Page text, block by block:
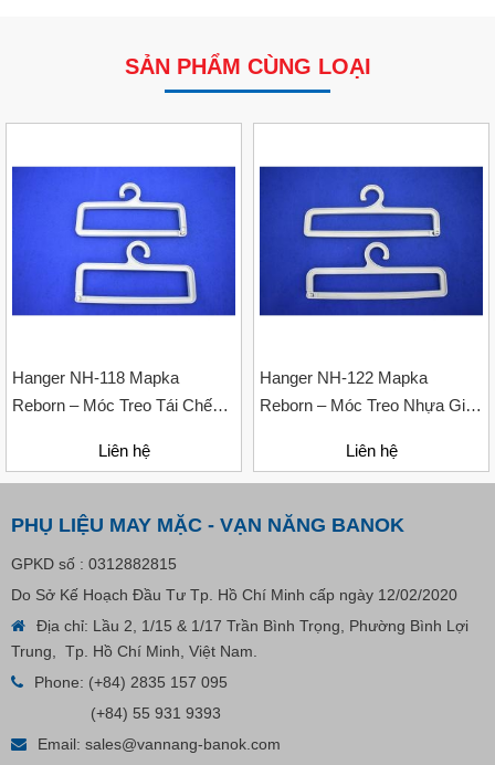
VP Fas Loop (PP) – Dây Treo Nhãn, Ti Bắn, Đạn Vòng
Nút Khóa Bằng Nhựa Cord Stopper – Recycled Nylon
Liên hệ
SẢN PHẨM CÙNG LOẠI
Hanger NH-118 Mapka
Reborn – Móc Treo Tái Chế
Liên hệ
Hanger NH-122 Mapka
Reborn – Móc Treo Nhựa Giấy
Trang Và May Mặc
Liên hệ
PHỤ LIỆU MAY MẶC - VẠN NĂNG BANOK
GPKD số : 0312882815
Do Sở Kế Hoạch Đầu Tư Tp. Hồ Chí Minh cấp ngày 12/02/2020
Địa chỉ: Lầu 2, 1/15 & 1/17 Trần Bình Trọng, Phường Bình Lợi
Trung, Tp. Hồ Chí Minh, Việt Nam.
Phone: (+84) 2835 157 095
(+84) 55 931 9393
Email: sales@vannang-banok.com